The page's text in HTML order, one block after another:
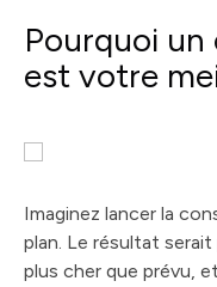
Pourquoi un
est votre
Imaginez lancer la
plan. Le résultat
plus cher que prévu,